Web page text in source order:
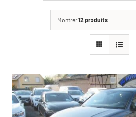
Montrer12 produits